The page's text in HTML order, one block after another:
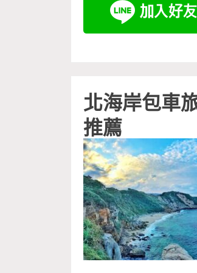
北海岸包車
推薦